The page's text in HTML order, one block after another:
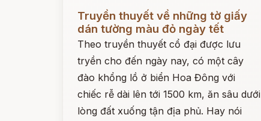
Đọc ngay
Truyền thuyết về những tờ giấy
dán tường màu đỏ ngày tết
Theo truyền thuyết cổ đại được lưu
tryền cho đến ngày nay, có một cây
đào khổng lồ ở biển Hoa Đông với
chiếc rễ dài lên tới 1500 km, ăn sâu dưới
lòng đất xuống tận địa phủ. Hay nói